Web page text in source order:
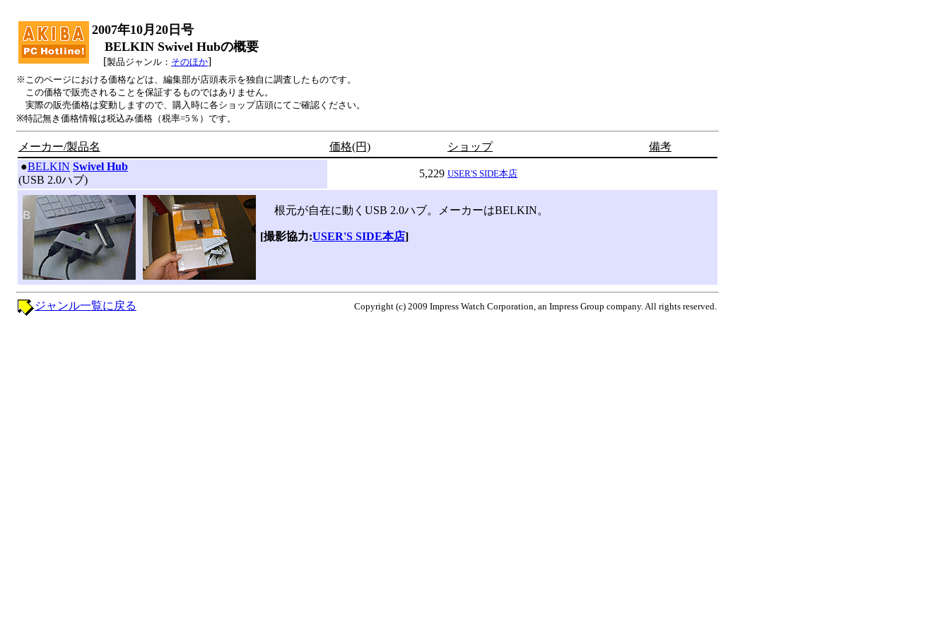
2007年10月20日号
BELKIN Swivel Hubの概要
[製品ジャンル： そのほか]
※このページにおける価格などは、編集部が店頭表示を独自に調査したものです。
この価格で販売されることを保証するものではありません。
実際の販売価格は変動しますので、購入時に各ショップ店頭にてご確認ください。
※特記無き価格情報は税込み価格（税率=5％）です。
メーカー/製品名 価格(円) ショップ
備考
●BELKIN Swivel Hub
(USB 2.0ハブ)
5,229 USER'S SIDE本店
根元が自在に動くUSB 2.0ハブ。メーカーはBELKIN。
[撮影協力:USER'S SIDE本店]
Copyright (c) 2009 Impress Watch Corporation, an Impress Group company. All rights reserved.
ジャンル一覧に戻る